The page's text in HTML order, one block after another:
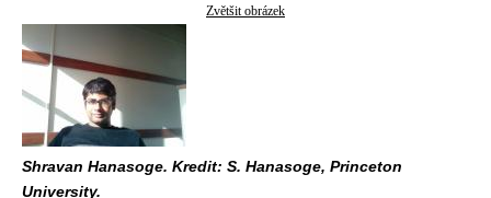
Zvětšit obrázek
Shravan Hanasoge. Kredit: S. Hanasoge, Princeton
University.